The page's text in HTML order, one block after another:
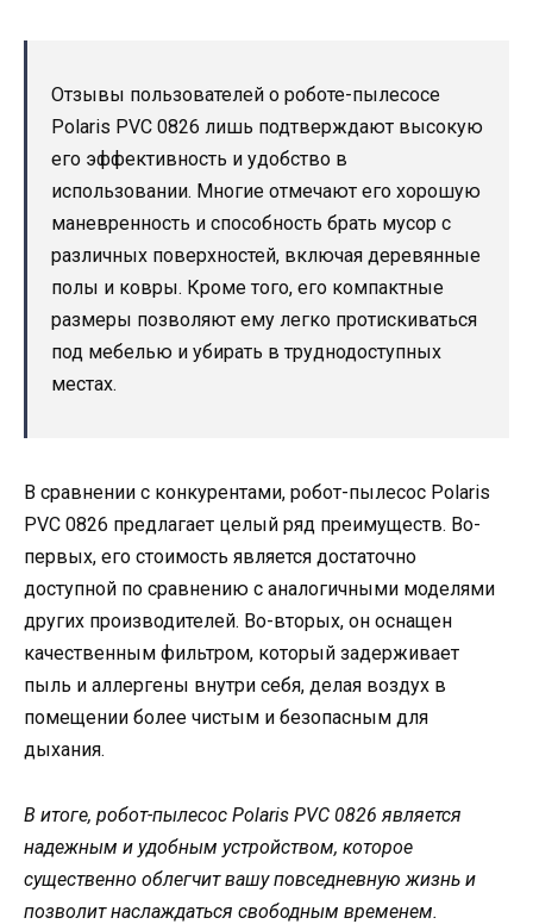
Отзывы пользователей о роботе-пылесосе
Polaris PVC 0826 лишь подтверждают высокую
его эффективность и удобство в
использовании. Многие отмечают его хорошую
маневренность и способность брать мусор с
различных поверхностей, включая деревянные
полы и ковры. Кроме того, его компактные
размеры позволяют ему легко протискиваться
под мебелью и убирать в труднодоступных
местах.
В сравнении с конкурентами, робот-пылесос Polaris
PVC 0826 предлагает целый ряд преимуществ. Во-
первых, его стоимость является достаточно
доступной по сравнению с аналогичными моделями
других производителей. Во-вторых, он оснащен
качественным фильтром, который задерживает
пыль и аллергены внутри себя, делая воздух в
помещении более чистым и безопасным для
дыхания.
В итоге, робот-пылесос Polaris PVC 0826 является
надежным и удобным устройством, которое
существенно облегчит вашу повседневную жизнь и
позволит наслаждаться свободным временем.